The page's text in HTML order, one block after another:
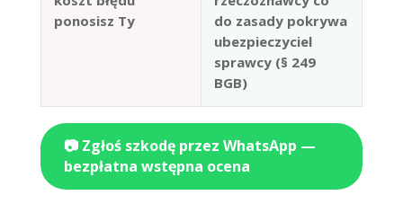
ponosisz Ty
do zasady pokrywa
ubezpieczyciel
sprawcy (§ 249
BGB)
📷 Zgłoś szkodę przez WhatsApp —
bezpłatna wstępna ocena